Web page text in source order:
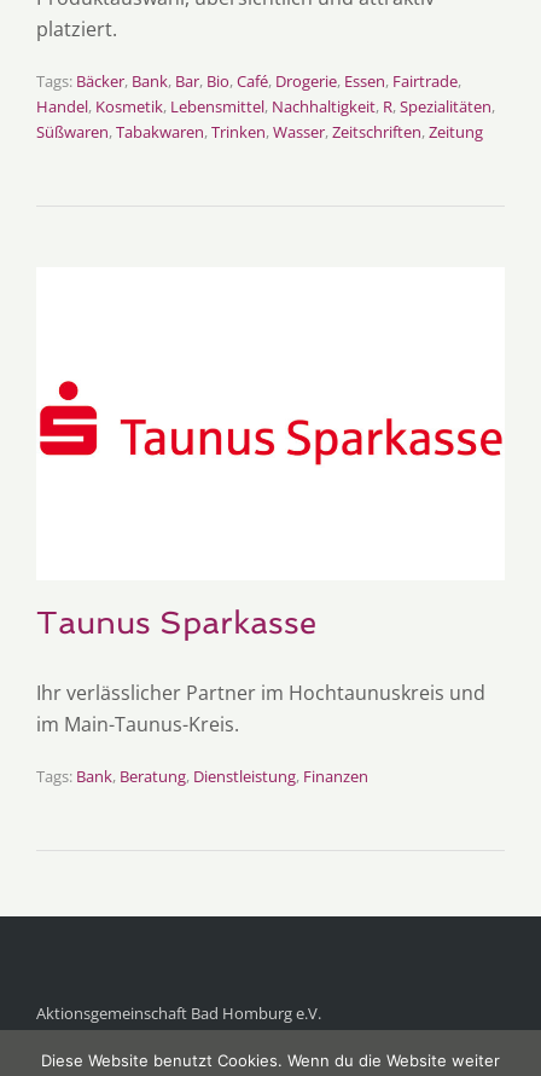
platziert.
Tags: Bäcker, Bank, Bar, Bio,Café, Drogerie, Essen, Fairtrade,
Handel, Kosmetik, Lebensmittel, Nachhaltigkeit, R,Spezialitäten,
Süßwaren,Tabakwaren,Trinken,Wasser,Zeitschriften,Zeitung
Taunus Sparkasse
Ihr verlässlicher Partner im Hochtaunuskreis und
im Main-Taunus-Kreis.
Tags: Bank, Beratung, Dienstleistung, Finanzen
Aktionsgemeinschaft Bad Homburg e.V.
61281 Bad Homburg v.d.Höhe
Diese Website benutzt Cookies. Wenn du die Website weiter